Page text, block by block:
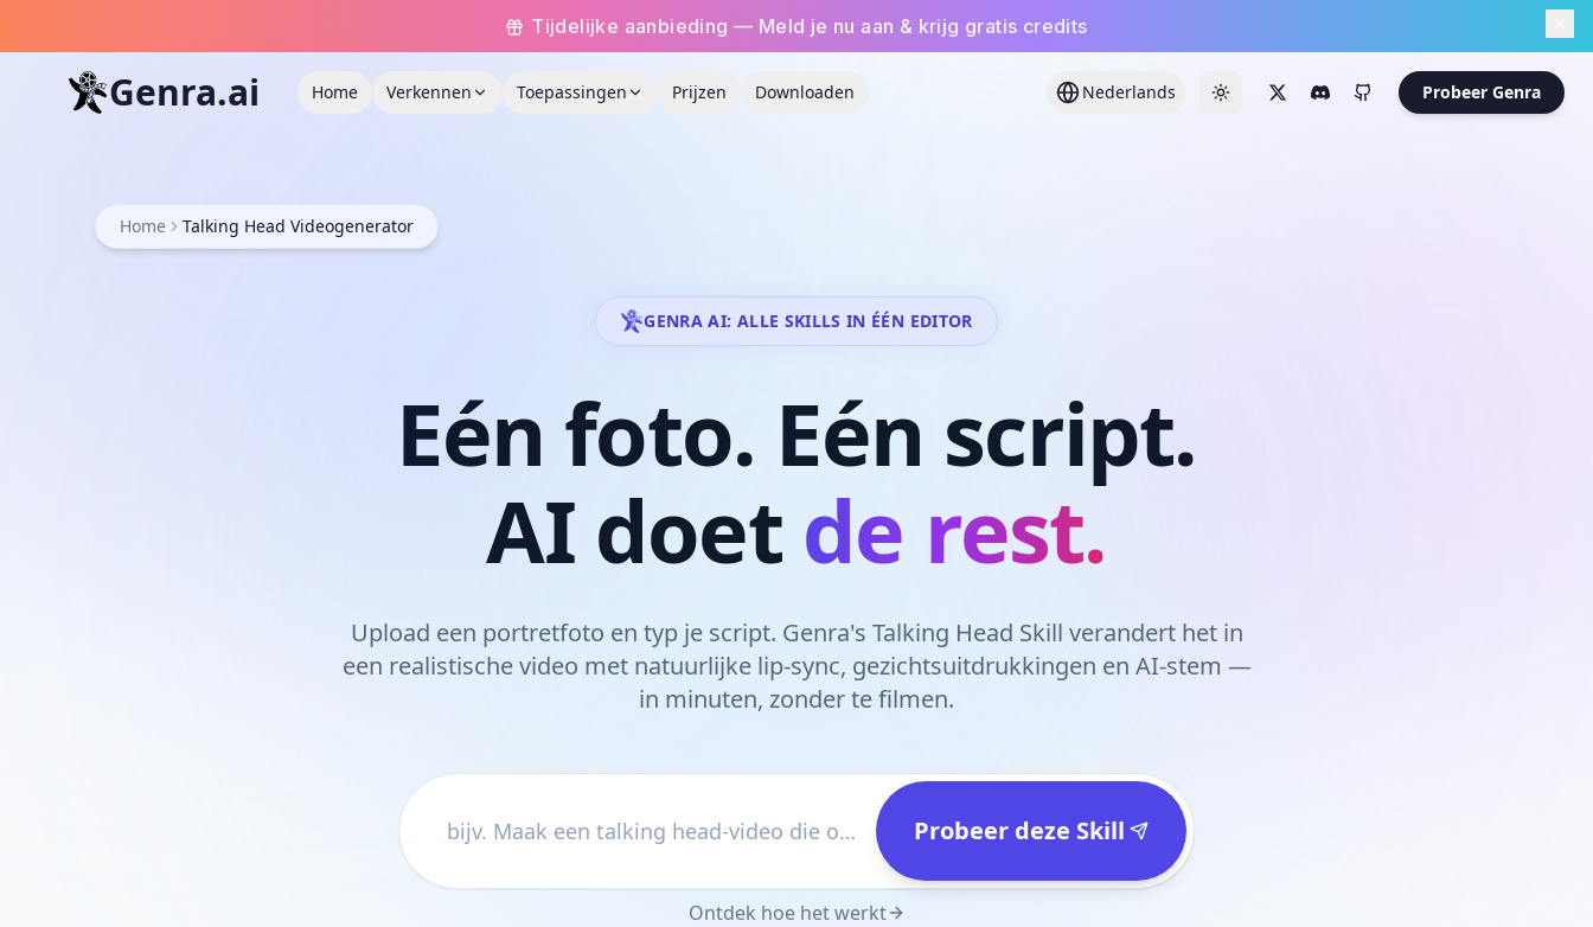
Tijdelijke aanbieding — Meld je nu aan & krijg gratis credits
Genra.ai Home Verkennen Toepassingen Prijzen Downloaden Nederlands Probeer Genra
Home Talking Head Videogenerator
GENRA AI: ALLE SKILLS IN ÉÉN EDITOR
Eén foto. Eén script.
AI doet de rest.
Upload een portretfoto en typ je script. Genra's Talking Head Skill verandert het in
een realistische video met natuurlijke lip-sync, gezichtsuitdrukkingen en AI-stem —
in minuten, zonder te filmen.
bijv. Maak een talking head-video die ons nieuwe product introduceert Probeer deze Skill
Ontdek hoe het werkt